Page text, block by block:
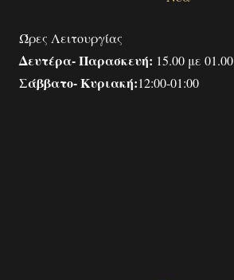
Ώρες Λειτουργίας
Δευτέρα- Παρασκευή: 15.00 με 01.00
Σάββατο- Κυριακή:12:00-01:00